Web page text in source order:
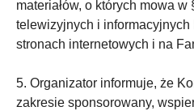
materiałów, o których mowa w
telewizyjnych i informacyjnych
stronach internetowych i na
5. Organizator informuje, że
zakresie sponsorowany,